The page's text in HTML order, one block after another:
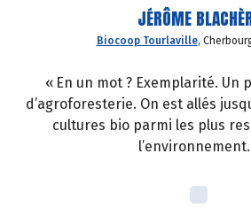
JÉRÔME
Biocoop Tourlaville,
« En un mot ? Exemplarité. Un
d’agroforesterie. On est allés
cultures bio parmi les plus
l’environnement.